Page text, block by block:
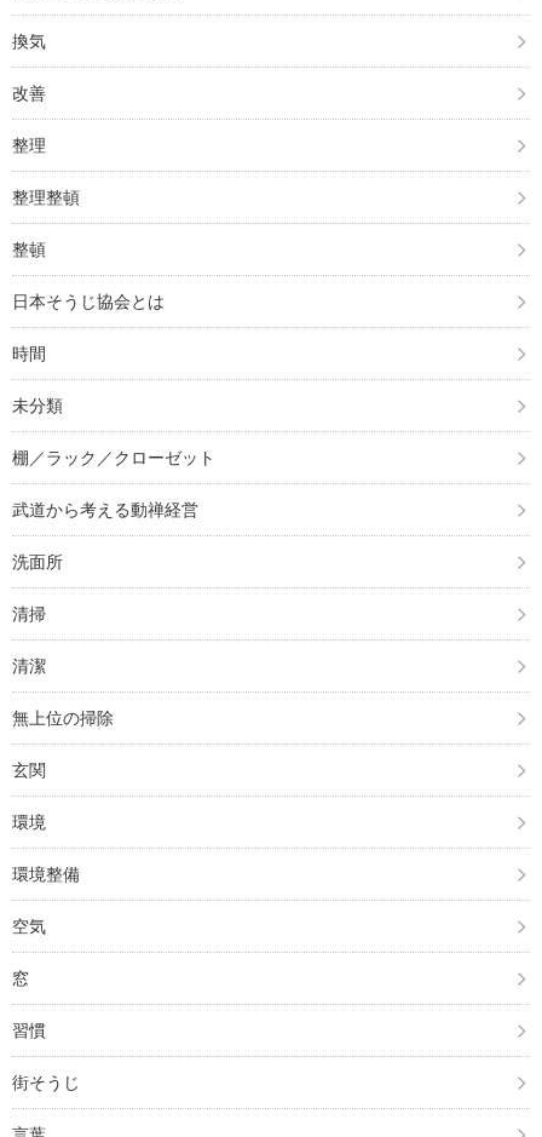
換気
改善
整理
整理整頓
整頓
日本そうじ協会とは
時間
未分類
棚／ラック／クローゼット
武道から考える動禅経営
洗面所
清掃
清潔
無上位の掃除
玄関
環境
環境整備
空気
窓
習慣
街そうじ